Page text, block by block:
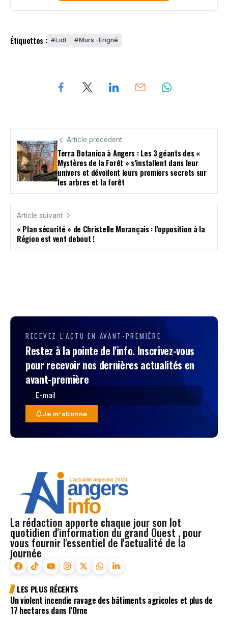
Étiquettes : Lidl Murs -Erigné
Article précédent
Terra Botanica à Angers : Les 3 géants des «
Mystères de la Forêt » s’installent dans leur
univers et dévoilent leurs premiers secrets sur
les arbres et la forêt
Article suivant
« Plan sécurité » de Christelle Morançais : l’opposition à la
Région est vent debout !
RECEVEZ L'ACTU EN AVANT-PREMIÈRE
Restez à la pointe de l'info. Inscrivez-vous
pour recevoir nos dernières actualités en
avant-première
Je m'abonne
La rédaction apporte chaque jour son lot
quotidien d'information du grand Ouest , pour
vous fournir l'essentiel de l'actualité de la
journée
LES PLUS RÉCENTS
Un violent incendie ravage des bâtiments agricoles et plus de
17 hectares dans l’Orne